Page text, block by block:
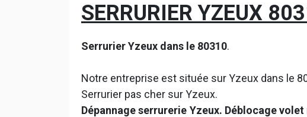
SERRURIER YZEUX
Serrurier Yzeux dans le 80310.
Notre entreprise est située sur Yzeux dans le
Serrurier pas cher sur Yzeux.
Dépannage serrurerie Yzeux. Déblocage